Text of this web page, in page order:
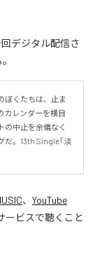
回デジタル配信さ
ぼくたちは、止ま
カレンダーを横目
の中止を余儀なく
だ。13th Single「淡
、 YouTube
ービスで聴くこと